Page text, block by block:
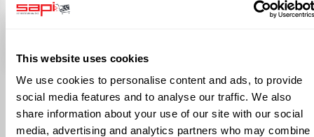
This website uses cookies
We use cookies to personalise content and ads, to provide
social media features and to analyse our traffic. We also
share information about your use of our site with our social
media, advertising and analytics partners who may combine